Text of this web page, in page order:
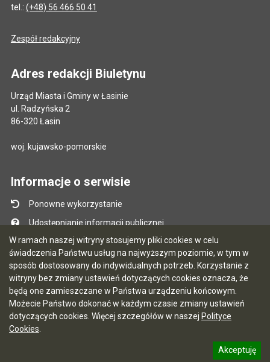
W ramach naszej witryny stosujemy pliki cookies w celu
świadczenia Państwu usług na najwyższym poziomie, w tym w
sposób dostosowany do indywidualnych potrzeb. Korzystanie z
witryny bez zmiany ustawień dotyczących cookies oznacza, że
będą one zamieszczane w Państwa urządzeniu końcowym.
Możecie Państwo dokonać w każdym czasie zmiany ustawień
dotyczących cookies. Więcej szczegółów w naszej Polityce
Cookies
Akceptuję
tel.: (+48) 56 466 50 41
Zespół redakcyjny
Adres redakcji Biuletynu
Urząd Miasta i Gminy w Łasinie
ul. Radzyńska 2
86-320 Łasin
woj. kujawsko-pomorskie
Informacje o serwisie
Ponowne wykorzystanie
Udostępnianie informacji publicznej
Mapa serwisu
Instrukcja obsługi
Statystyki oglądalności
Ostatnia aktualizacja BIP: 03.08.2026 13:09
CMS i hosting: Logonet Sp. z o.o. w Bydgoszczy